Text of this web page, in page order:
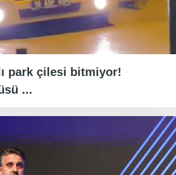
park çilesi bitmiyor!
...